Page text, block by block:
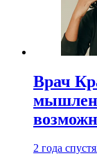
Врач
2 года спустя